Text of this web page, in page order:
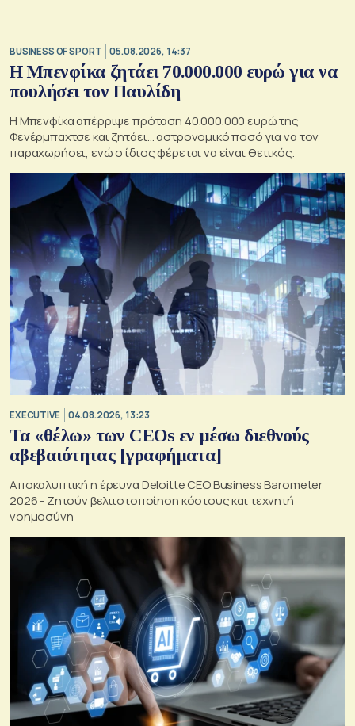
BUSINESS OF SPORT 05.08.2026, 14:37
Η Μπενφίκα ζητάει 70.000.000 ευρώ για να
πουλήσει τον Παυλίδη
Η Μπενφίκα απέρριψε πρόταση 40.000.000 ευρώ της
Φενέρμπαχτσε και ζητάει… αστρονομικό ποσό για να τον
παραχωρήσει, ενώ ο ίδιος φέρεται να είναι θετικός.
EXECUTIVE 04.08.2026, 13:23
Τα «θέλω» των CEOs εν μέσω διεθνούς
αβεβαιότητας [γραφήματα]
Αποκαλυπτική η έρευνα Deloitte CEO Business Barometer
2026 - Ζητούν βελτιστοποίηση κόστους και τεχνητή
νοημοσύνη